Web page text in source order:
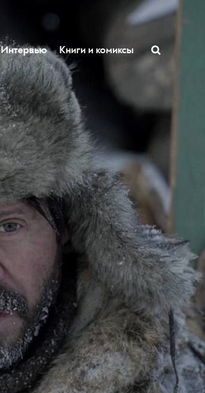
Интервью Книги и комиксы